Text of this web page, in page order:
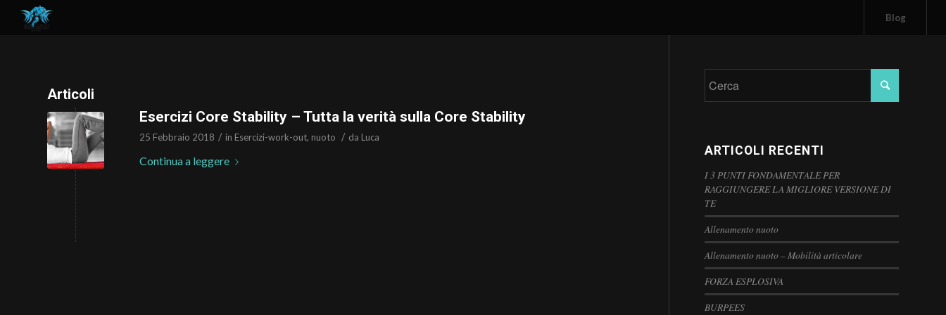
Blog
Articoli
Esercizi Core Stability – Tutta la verità sulla Core Stability
25 Febbraio 2018 / in Esercizi-work-out, nuoto / da Luca
Continua a leggere
ARTICOLI RECENTI
I 3 PUNTI FONDAMENTALE PER
RAGGIUNGERE LA MIGLIORE VERSIONE DI
TE
Allenamento nuoto
Allenamento nuoto – Mobilità articolare
FORZA ESPLOSIVA
BURPEES